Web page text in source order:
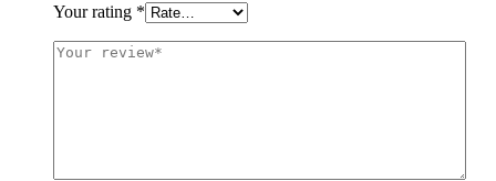
Your rating *